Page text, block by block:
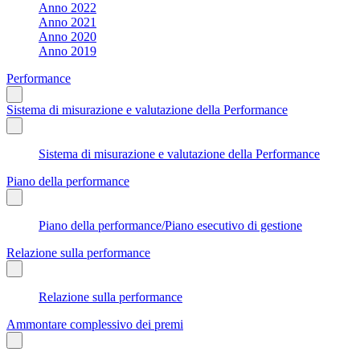
Anno 2022
Anno 2021
Anno 2020
Anno 2019
Performance
Sistema di misurazione e valutazione della Performance
Sistema di misurazione e valutazione della Performance
Piano della performance
Piano della performance/Piano esecutivo di gestione
Relazione sulla performance
Relazione sulla performance
Ammontare complessivo dei premi